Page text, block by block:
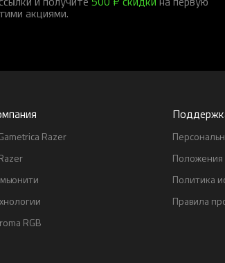
акциями.
Razer
RGB
Положения
Политика
Правила